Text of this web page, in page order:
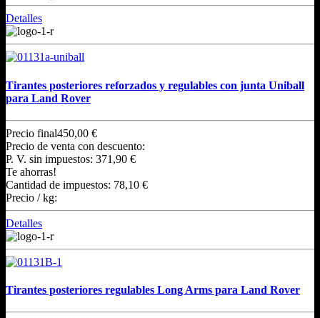
Detalles
Tirantes posteriores reforzados y regulables con junta Uniball
para Land Rover
Precio final450,00 €
Precio de venta con descuento:
P. V. sin impuestos: 371,90 €
Te ahorras!
Cantidad de impuestos: 78,10 €
Precio / kg:
Detalles
Tirantes posteriores regulables Long Arms para Land Rover